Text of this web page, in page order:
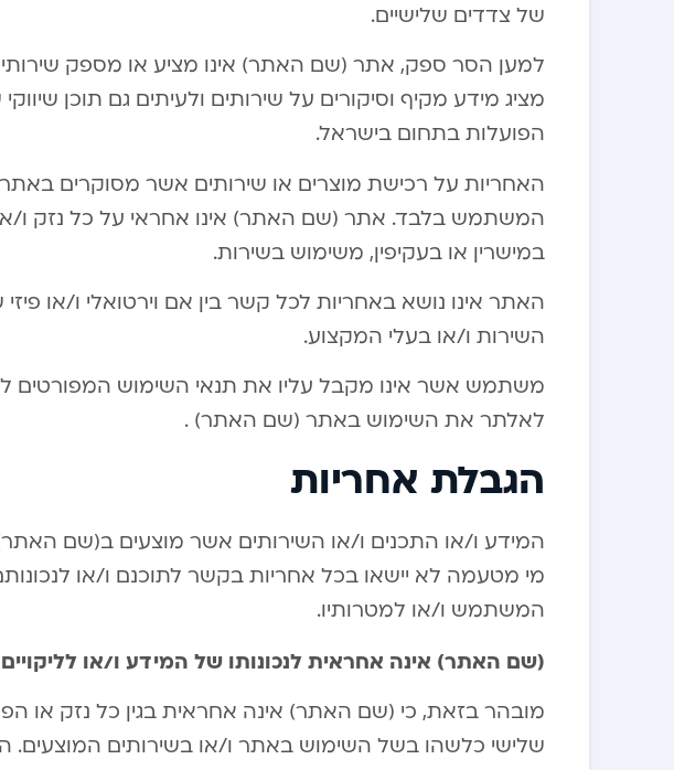
של צדדים שלישיים.
למען הסר ספק, אתר (שם האתר) אינו מציע או מספק
מציג מידע מקיף וסיקורים על שירותים ולעיתים גם תוכן
הפועלות בתחום בישראל.
האחריות על רכישת מוצרים או שירותים אשר מסוקרים
המשתמש בלבד. אתר (שם האתר) אינו אחראי על כל נזק
במישרין או בעקיפין, משימוש בשירות.
האתר אינו נושא באחריות לכל קשר בין אם וירטואלי ו/או פיזי
השירות ו/או בעלי המקצוע.
משתמש אשר אינו מקבל עליו את תנאי השימוש המפורטים
לאלתר את השימוש באתר (שם האתר) .
הגבלת אחריות
מי מטעמה לא יישאו בכל אחריות בקשר לתוכנם ו/או
המשתמש ו/או למטרותיו.
(שם האתר) אינה אחראית לנכונותו של המידע ו/או לליקויים
מובהר בזאת, כי (שם האתר) אינה אחראית בגין כל נזק או
שלישי כלשהו בשל השימוש באתר ו/או בשירותים המוצעים.